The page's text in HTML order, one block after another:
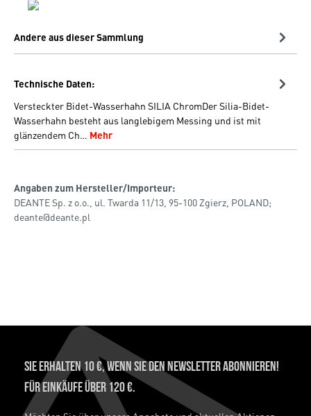
Andere aus dieser Sammlung
Technische Daten:
Versteckter Bidet-Wasserhahn SILIA ChromDer Silia-Bidet-
Wasserhahn besteht aus langlebigem Messing und ist mit
glänzendem Ch… Mehr
Angaben zum Hersteller/Importeur:
DEANTE Sp. z o.o., ul. Twarda 11/13, 95-100 Zgierz, POLAND;
deante@deante.pl
Sie erhalten 10 €, wenn Sie den Newsletter abonnieren!
Für Einkäufe über 120 €.